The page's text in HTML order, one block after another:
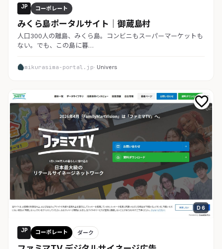
JP コーポレート
みくら島ポータルサイト｜御蔵島村
人口300人の離島、みくら島。コンビニもスーパーマーケットも
ない。でも、この島に暮…
mikurasima-portal.jp· Univers
D 6
JP コーポレート ダーク